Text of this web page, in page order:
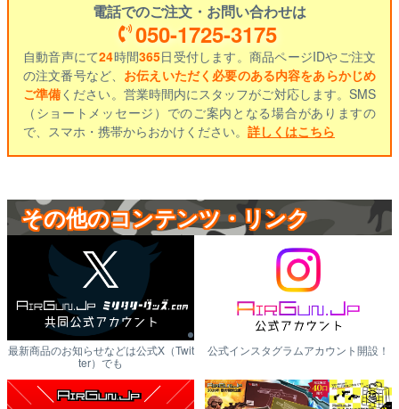
電話でのご注文・お問い合わせは
050-1725-3175
自動音声にて24時間365日受付します。商品ページIDやご注文
の注文番号など、 お伝えいただく必要のある内容をあらかじめ
ご準備ください。営業時間内にスタッフがご対応します。SMS
（ショートメッセージ）でのご案内となる場合がありますの
で、スマホ・携帯からおかけください。 詳しくはこちら
その他のコンテンツ・リンク
最新商品のお知らせなどは公式X（Twit
ter）でも
公式インスタグラムアカウント開設！